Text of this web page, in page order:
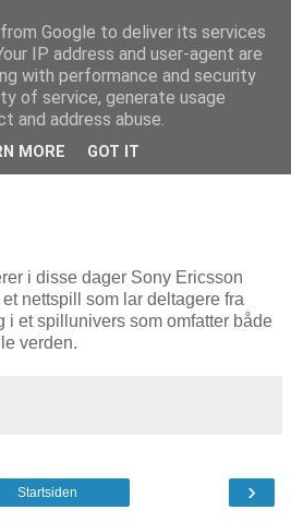
i disse dager Sony Ericsson
nettspill som lar deltagere fra
i et spillunivers som omfatter både
verden.
›
Startsiden
Google to deliver its services
IP address and user-agent are
with performance and security
of service, generate usage
and address abuse.
MORE GOT IT